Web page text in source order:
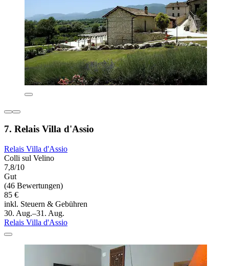
7. Relais Villa d'Assio
Relais Villa d'Assio
Colli sul Velino
7,8/10
Gut
(46 Bewertungen)
85 €
inkl. Steuern & Gebühren
30. Aug.–31. Aug.
Relais Villa d'Assio